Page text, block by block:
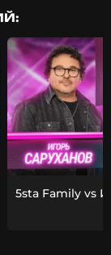
5sta Family vs